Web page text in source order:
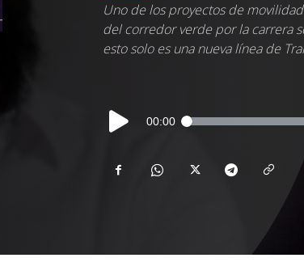
Uno de los proyectos de
del corredor verde por la carrera
esto solo es una nueva línea de
Reproductor
de
00:00